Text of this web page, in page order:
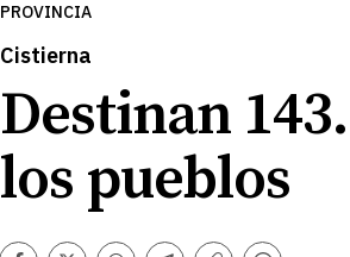
PROVINCIA
Cistierna
Destinan
los pueblos